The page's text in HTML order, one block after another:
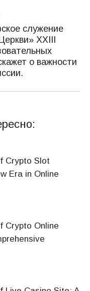
служение
XXIII
о важности
Crypto Slot
Era in Online
Crypto Online